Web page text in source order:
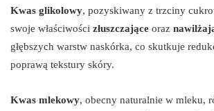
Kwas glikolowy, pozyskiwany z trzciny
swoje właściwości złuszczające oraz
głębszych warstw naskórka, co skutkuje
poprawą tekstury skóry.
Kwas mlekowy, obecny naturalnie w mleku,